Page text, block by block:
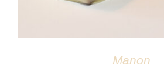
Manon